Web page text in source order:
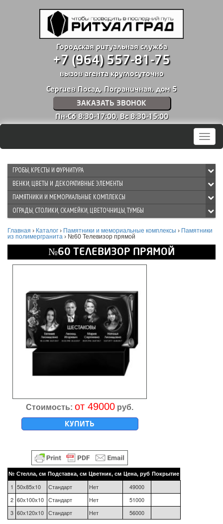
Городская ритуальная служба
+7 (964) 557-81-75
вызов агента круглосуточно
Сергиев Посад, Пограничная, дом 5
ЗАКАЗАТЬ ЗВОНОК
Пн-Сб 8:30-17:00, Вс 8:30-15:00
Меню
ГРОБЫ, КРЕСТЫ И ФУРНИТУРА
ВЕНКИ, ЦВЕТЫ И ДЕКОРАТИВНЫЕ ЭЛЕМЕНТЫ
ПАМЯТНИКИ И МЕМОРИАЛЬНЫЕ КОМПЛЕКСЫ
ОГРАДЫ, СТОЛИКИ, СКАМЕЙКИ, ЦВЕТОЧНИЦЫ, ТУМБЫ
Главная › Каталог › Памятники и мемориальные комплексы › Памятники
из полимергранита › №60 Телевизор прямой
№60 ТЕЛЕВИЗОР ПРЯМОЙ
Стоимость: от 49000 руб.
КУПИТЬ
№ Стелла, см Подставка, см Цветник, см Цена, руб Покрытие
1 50х85х10 Стандарт Нет
49000
2 60х100х10 Стандарт Нет
51000
3 60х120х10 Стандарт Нет 56000